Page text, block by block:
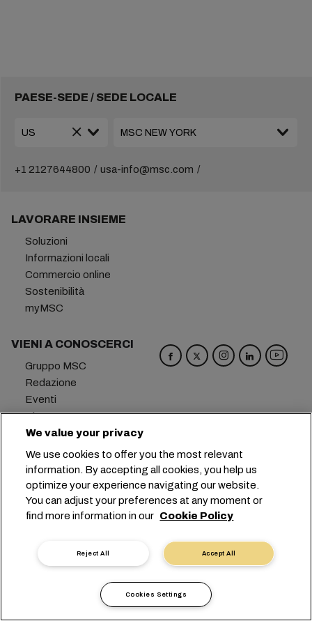
PAESE-SEDE / SEDE LOCALE
+1 2127644800 usa-info@msc.com
LAVORARE INSIEME
Soluzioni
Informazioni locali
Commercio online
Sostenibilità
myMSC
VIENI A CONOSCERCI
Gruppo MSC
Redazione
Eventi
Blog
Opportunità di lavoro
Contattaci
Sede centrale: +41 227038888
info@msc.com
Chemin Rieu 12, 1208 Geneva
Switzerland
Richiesta di dati personali
Termini di utilizzo
Termini e condizioni del vettore
Impegni in ambito UE
Codice Deontologico
Certificazioni
Linea Speak-UP
We value your privacy
We use cookies to offer you the most relevant
information. By accepting all cookies, you help us
optimize your experience navigating our website.
You can adjust your preferences at any moment or
find more information in our Cookie Policy
Accept All
Reject All
Cookies Settings